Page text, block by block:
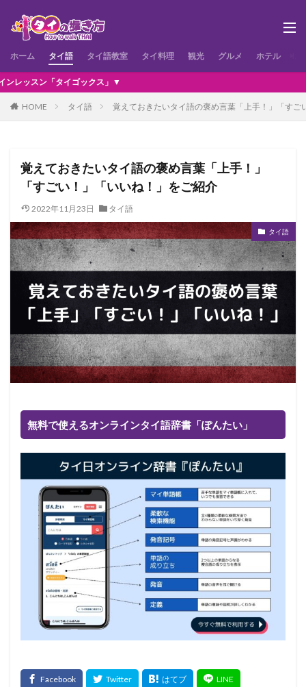
ホーム タイ語 タイ語教室 タイ料理 観光 グルメ ホテル
ックス」▼
HOME タイ語 覚えておきたいタイ語の褒め言葉「上手！」「すご
覚えておきたいタイ語の褒め言葉「上手！」
「すごい！」「いいね！」をご紹介
2022年11月23日 タイ語
タイ語
無料で使えるオンラインタイ語辞書「ぽんたい」